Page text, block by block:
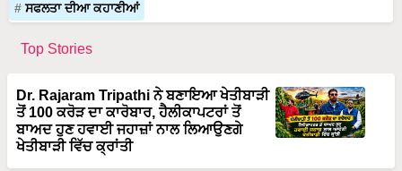
ਸਫਲਤਾ ਦੀਆ ਕਹਾਣੀਆਂ
Top Stories
Dr. Rajaram Tripathi ਨੇ ਬਣਾਇਆ ਖੇਤੀਬਾੜੀ
ਤੋਂ 100 ਕਰੋੜ ਦਾ ਕਾਰੋਬਾਰ, ਹੈਲੀਕਾਪਟਰਾਂ ਤੋਂ
ਬਾਅਦ ਹੁਣ ਹਵਾਈ ਜਹਾਜ਼ਾਂ ਨਾਲ ਲਿਆਉਣਗੇ
ਖੇਤੀਬਾੜੀ ਵਿੱਚ ਕ੍ਰਾਂਤੀ